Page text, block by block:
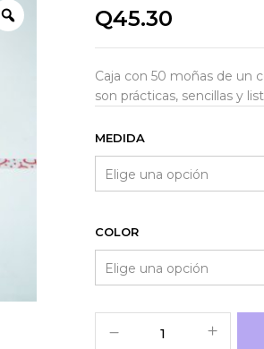
Q45.30
Caja con 50 moñas de un
son prácticas, sencillas y
MEDIDA
COLOR